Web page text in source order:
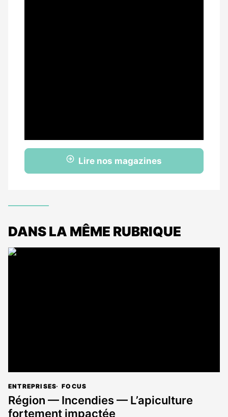
Lire nos magazines
DANS LA MÊME RUBRIQUE
ENTREPRISES FOCUS
Région — Incendies — L’apiculture
fortement impactée